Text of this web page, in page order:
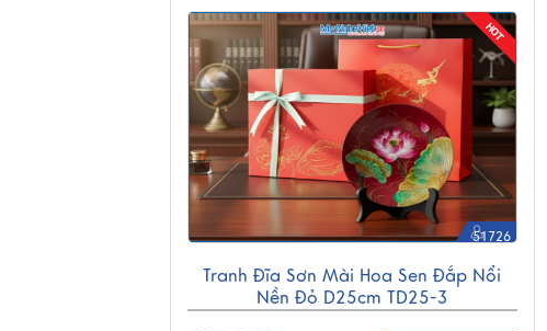
51726
Tranh Đĩa Sơn Mài Hoa Sen Đắp Nổi
Nền Đỏ D25cm TD25-3